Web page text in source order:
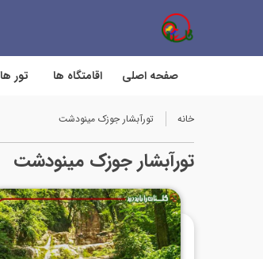
صفحه اصلی اقامتگاه ها تور ها
خانه تورآبشار جوزک مینودشت
تورآبشار جوزک مینودشت